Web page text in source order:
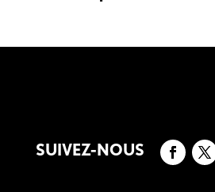
SUIVEZ-NOUS